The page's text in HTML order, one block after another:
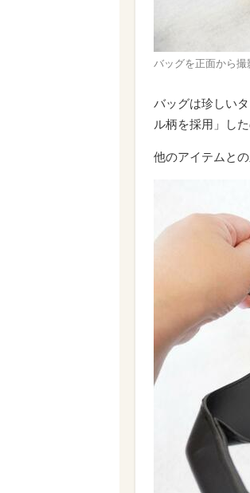
バッグを正面から撮
バッグは珍しい
ル柄を採用」した
他のアイテムと